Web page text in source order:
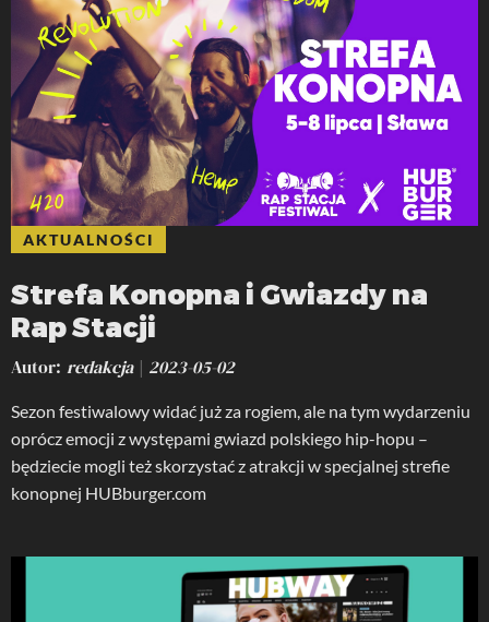
AKTUALNOŚCI
Strefa Konopna i Gwiazdy na
Rap Stacji
Autor redakcja 2023-05-02
Sezon festiwalowy widać już za rogiem, ale na tym wydarzeniu
oprócz emocji z występami gwiazd polskiego hip-hopu –
będziecie mogli też skorzystać z atrakcji w specjalnej strefie
konopnej HUBburger.com